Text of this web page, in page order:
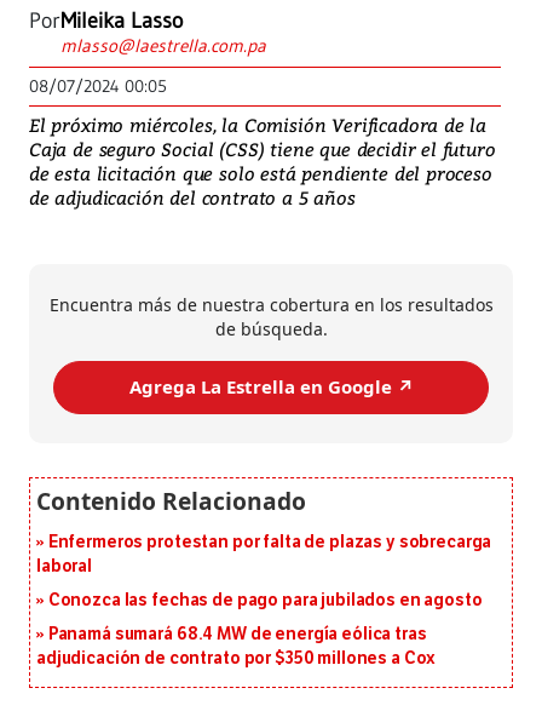
PorMileika Lasso
mlasso@laestrella.com.pa
08/07/2024 00:05
El próximo miércoles, la Comisión Verificadora de la
Caja de seguro Social (CSS) tiene que decidir el futuro
de esta licitación que solo está pendiente del proceso
de adjudicación del contrato a 5 años
Encuentra más de nuestra cobertura en los resultados
de búsqueda.
Agrega La Estrella en Google ↗️
Enfermeros protestan por falta de plazas y sobrecarga
laboral
Conozca las fechas de pago para jubilados en agosto
Panamá sumará 68.4 MW de energía eólica tras
adjudicación de contrato por $350 millones a Cox